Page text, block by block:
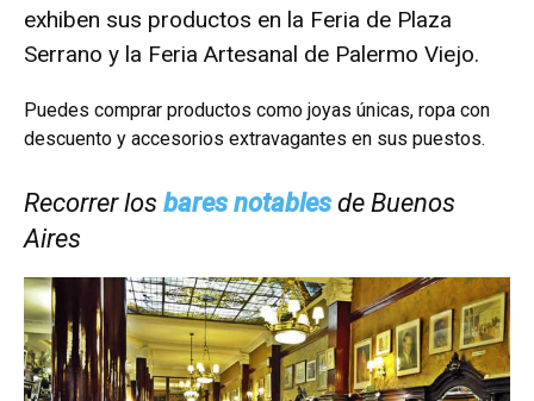
exhiben sus productos en la Feria de Plaza
Serrano y la Feria Artesanal de Palermo Viejo.
Puedes comprar productos como joyas únicas, ropa con
descuento y accesorios extravagantes en sus puestos.
Recorrer los bares notablesde Buenos
Aires